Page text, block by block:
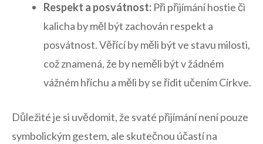
Respekt a posvátnost: Při přijímání⁣ hostie či
kalicha by⁢ měl ⁤být zachován respekt a
posvátnost. Věřící by měli být ⁤ve stavu ⁣milosti,​
což znamená,‌ že by neměli být‌ v žádném
vážném hříchu a měli​ by se řídit učením Církve.
Důležité ⁤je si uvědomit, že‍ svaté přijímání není‌ pouze
symbolickým gestem, ale ‌skutečnou účastí na